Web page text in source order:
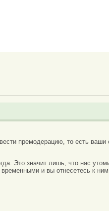
премодерацию, то есть ваши
Это значит лишь, что нас
и вы отнесетесь к